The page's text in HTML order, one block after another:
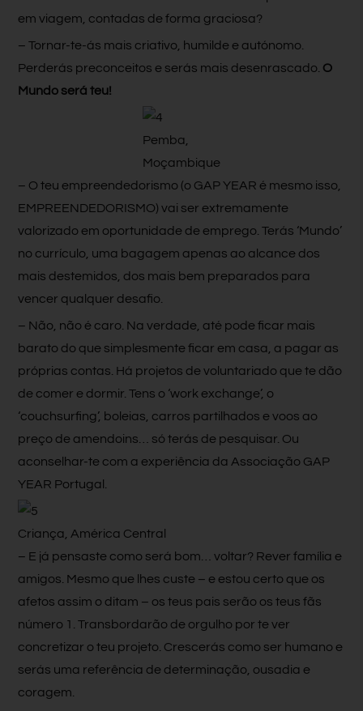
em viagem, contadas de forma graciosa?
– Tornar-te-ás mais criativo, humilde e autónomo.
Perderás preconceitos e serás mais desenrascado. O
Mundo será teu!
Pemba,
Moçambique
– O teu empreendedorismo (o GAP YEAR é mesmo isso,
EMPREENDEDORISMO) vai ser extremamente
valorizado em oportunidade de emprego. Terás ‘Mundo’
no currículo, uma bagagem apenas ao alcance dos
mais destemidos, dos mais bem preparados para
vencer qualquer desafio.
– Não, não é caro. Na verdade, até pode ficar mais
barato do que simplesmente ficar em casa, a pagar as
próprias contas. Há projetos de voluntariado que te dão
de comer e dormir. Tens o ‘work exchange’, o
‘couchsurfing’, boleias, carros partilhados e voos ao
preço de amendoins… só terás de pesquisar. Ou
aconselhar-te com a experiência da Associação GAP
YEAR Portugal.
Criança, América Central
– E já pensaste como será bom… voltar? Rever família e
amigos. Mesmo que lhes custe – e estou certo que os
afetos assim o ditam – os teus pais serão os teus fãs
número 1. Transbordarão de orgulho por te ver
concretizar o teu projeto. Crescerás como ser humano e
serás uma referência de determinação, ousadia e
coragem.